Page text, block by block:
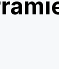
Oscar